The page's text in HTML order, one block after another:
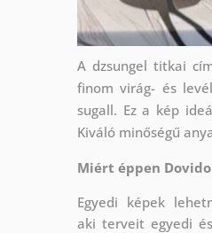
A dzsungel titkai
finom virág- és
sugall. Ez a kép
Kiváló minőségű
Miért éppen
Egyedi képek
akiterveit egyedi